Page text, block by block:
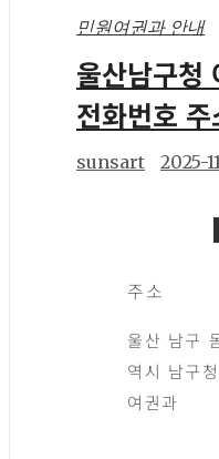
민원여권과 안내
울산남구청
전화번호
sunsart 2025-
주소
울산 남구
역시 남구
여권과